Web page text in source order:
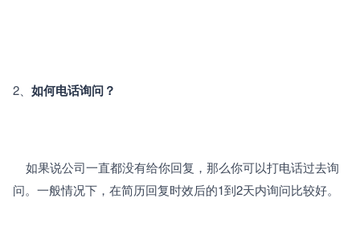
2、 如何电话询问？
问。一般情况下，在简历回复时效后的1到2天内询问比较好。